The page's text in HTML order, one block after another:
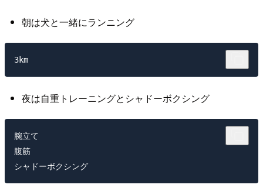
朝は犬と一緒にランニング
夜は自重トレーニングとシャドーボクシング
腕立て
腹筋